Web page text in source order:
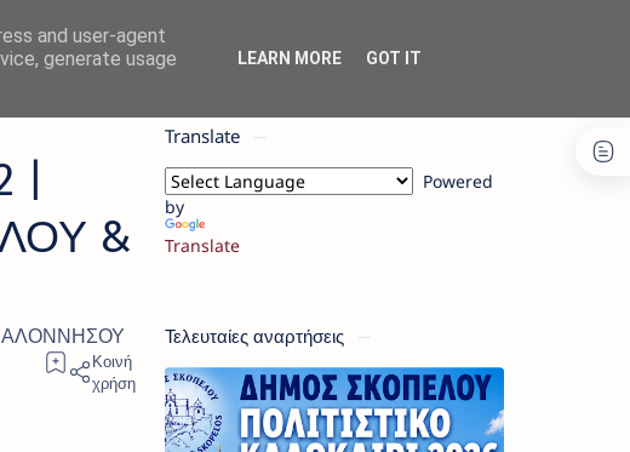
&
ΑΛΟΝΝΗΣΟΥ
Translate
Powered
by
Translate
Τελευταίες αναρτήσεις
and user-agent
generate usage
LEARN MORE GOT IT